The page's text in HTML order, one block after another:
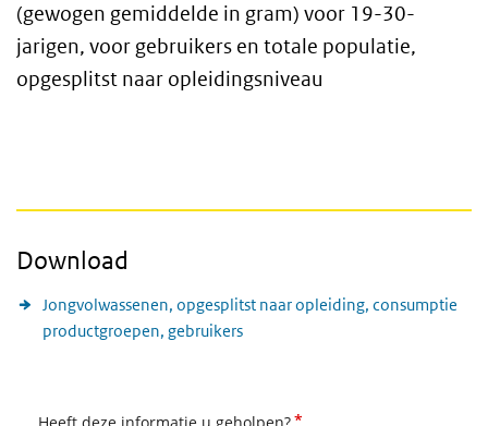
(gewogen gemiddelde in gram) voor 19-30-
jarigen, voor gebruikers en totale populatie,
opgesplitst naar opleidingsniveau
Download
Jongvolwassenen, opgesplitst naar opleiding, consumptie
productgroepen, gebruikers
*